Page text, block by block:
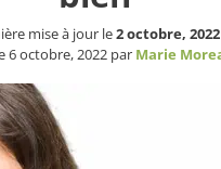
mise à jour le2 octobre, 2022
6 octobre, 2022 par Marie